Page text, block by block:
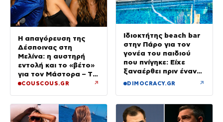
Η απαγόρευση της
Δέσποινας στη
Μελίνα: η αυστηρή
εντολή και το «βέτο»
για τον Μάστορα – Τα
τηλεφωνήματα που
COUSCOUS.GR ↗
Ιδιοκτήτης beach bar
στην Πάρο για τον
γονέα του παιδιού
που πνίγηκε: Είχε
ξαναέρθει πριν έναν
μήνα και
διώξουμε
DIMOCRACY.GR ↗